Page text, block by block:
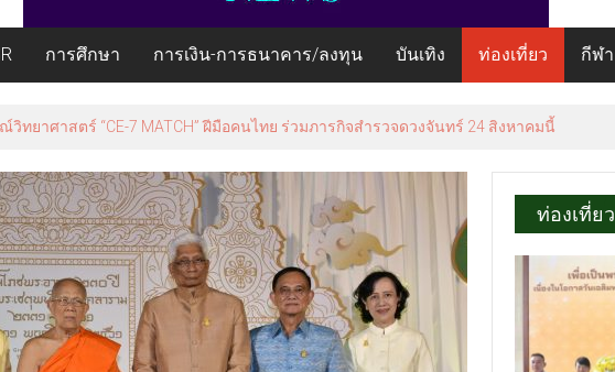
การศึกษา การเงิน-การธนาคาร/ลงทุน บันเทิง ท่องเที่ยว กีฬา
วิทยาศาสตร์ “CE-7 MATCH” ฝีมือคนไทย ร่วมภารกิจสำรวจดวงจันทร์ 24 สิงหาคมนี้
ท่องเที่ยว